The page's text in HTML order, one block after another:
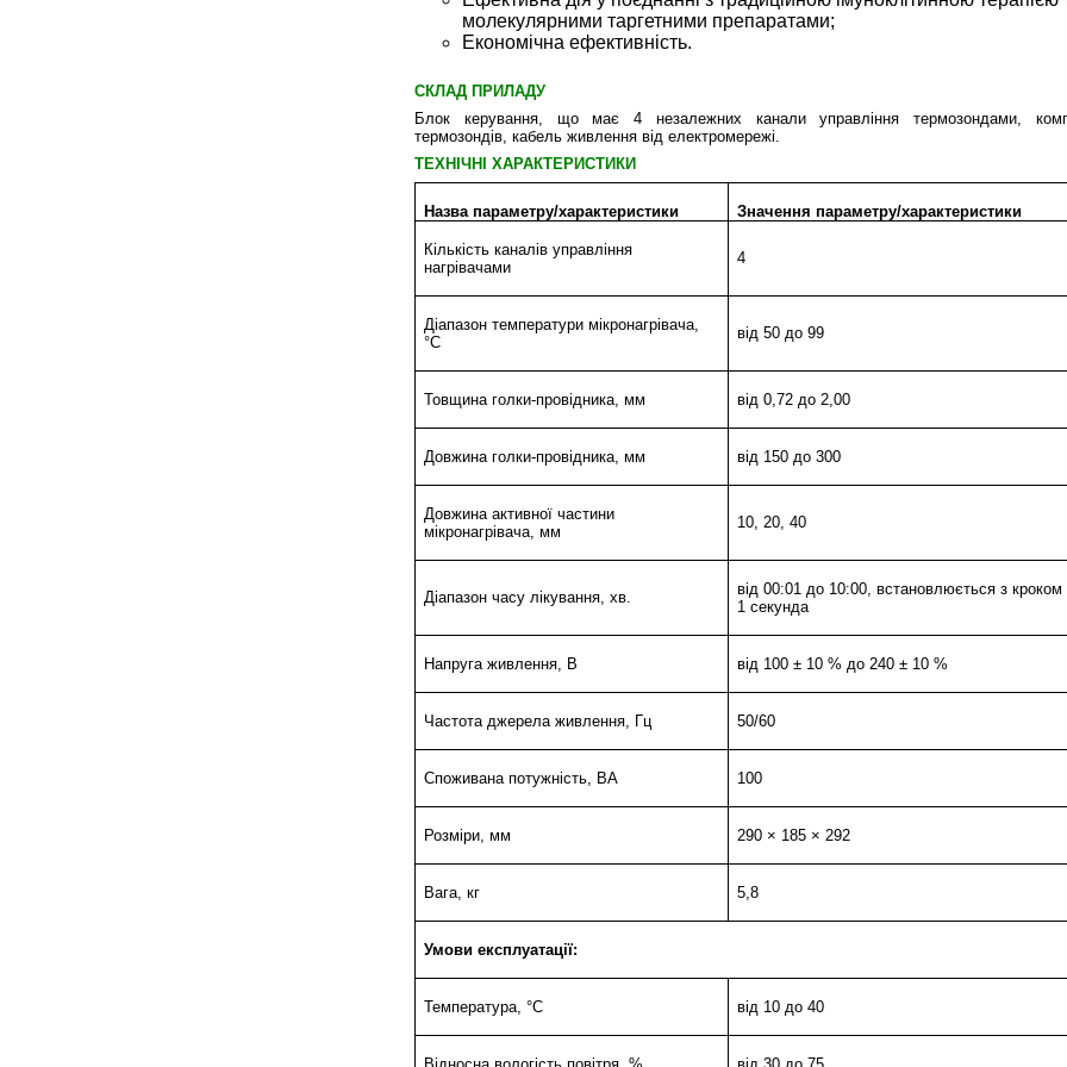
молекулярними таргетними препаратами;
Економічна ефективність.
СКЛАД ПРИЛАДУ
Блок керування, що має 4 незалежних канали управління термозондами,
термозондів, кабель живлення від електромережі.
ТЕХНІЧНІ ХАРАКТЕРИСТИКИ
Назва параметру/характеристики Значення параметру/характеристики
Кількість каналів управління
нагрівачами
4
Діапазон температури мікронагрівача,
°C
від 50 до 99
Товщина голки-провідника, мм від 0,72 до 2,00
Довжина голки-провідника, мм від 150 до300
Довжина активної частини
мікронагрівача, мм
10, 20,40
Діапазон часу лікування, хв.
від 00:01 до 10:00, встановлюється з кроком
1 секунда
Напруга живлення, В від 100 ± 10 % до 240 ± 10 %
Частота джерела живлення, Гц 50/60
Споживана потужність, ВА 100
Розміри, мм 290 × 185 × 292
Вага, кг 5,8
Умови експлуатації:
Температура, °C від 10 до 40